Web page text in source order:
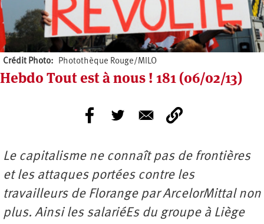
Crédit Photo Photothèque Rouge/MILO
Hebdo Tout est à nous ! 181 (06/02/13)
Le capitalisme ne connaît pas de frontières
et les attaques portées contre les
travailleurs de Florange par ArcelorMittal non
plus. Ainsi les salariéEs du groupe à Liège